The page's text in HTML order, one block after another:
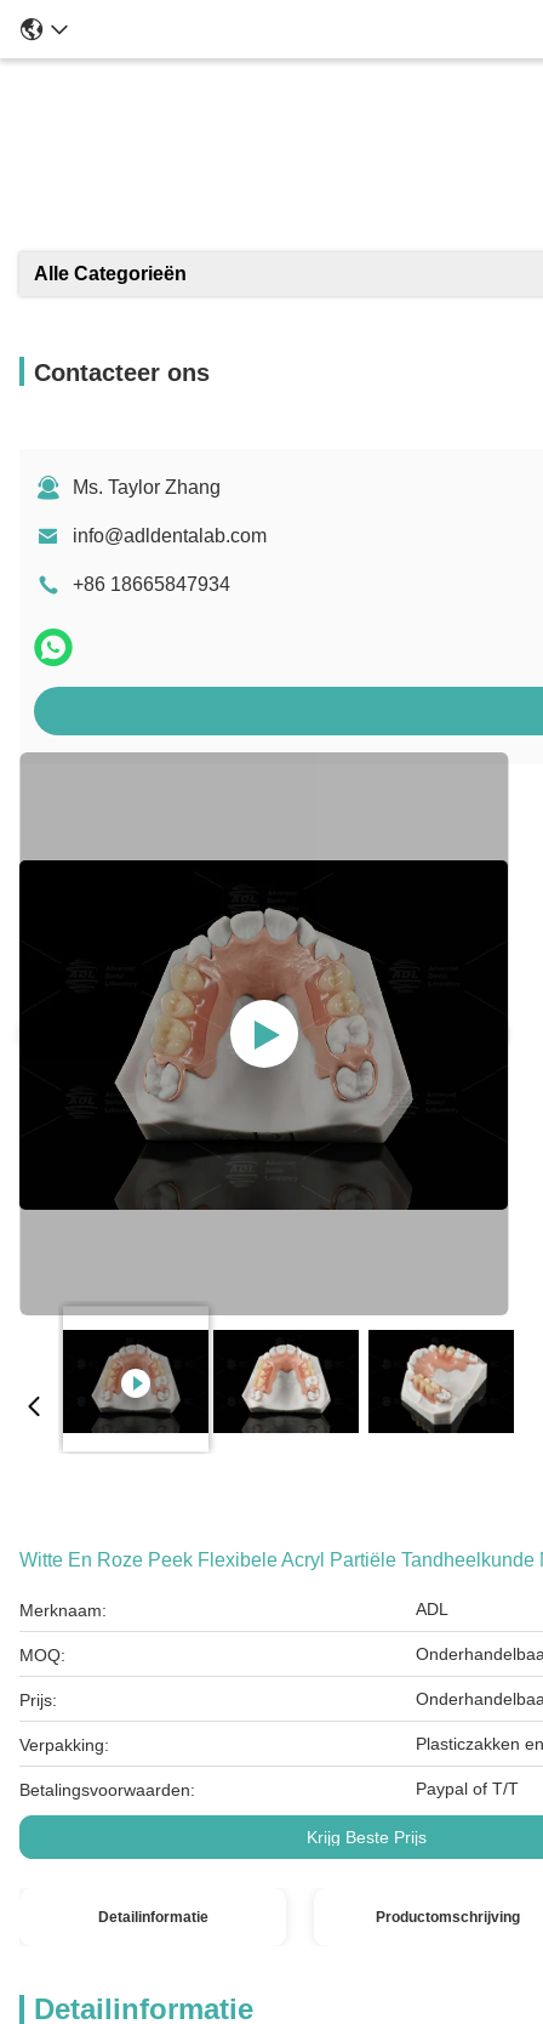
Alle Categorieën
Contacteer ons
Ms. Taylor Zhang
info@adldentalab.com
+86 18665847934
Witte En Roze Peek Flexibele Acryl Partiële Tandheelkunde
Merknaam: ADL
MOQ:
Prijs:
Verpakking: Plasticzakken
Betalingsvoorwaarden: Paypal of T/T
Krijg Beste Prijs
Detailinformatie Productomschrijving
Detailinformatie